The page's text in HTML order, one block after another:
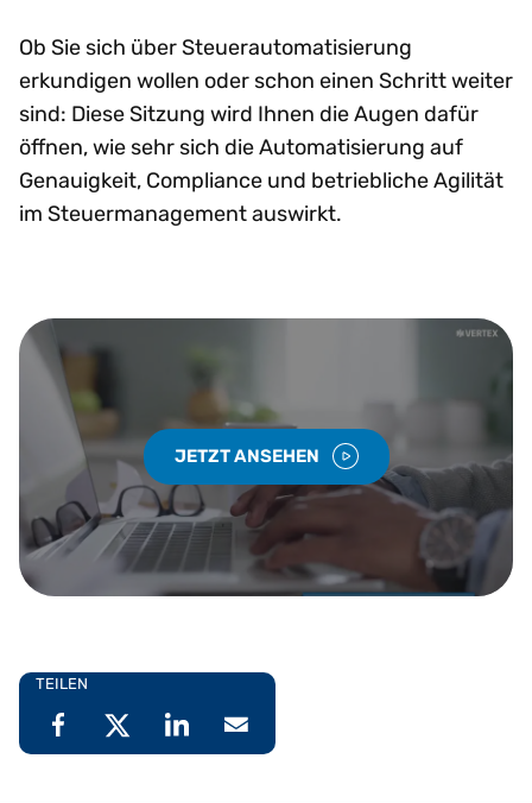
Ob Sie sich über Steuerautomatisierung
erkundigen wollen oder schon einen Schritt weiter
sind: Diese Sitzung wird Ihnen die Augen dafür
öffnen, wie sehr sich die Automatisierung auf
Genauigkeit, Compliance und betriebliche Agilität
im Steuermanagement auswirkt.
JETZT ANSEHEN
TEILEN